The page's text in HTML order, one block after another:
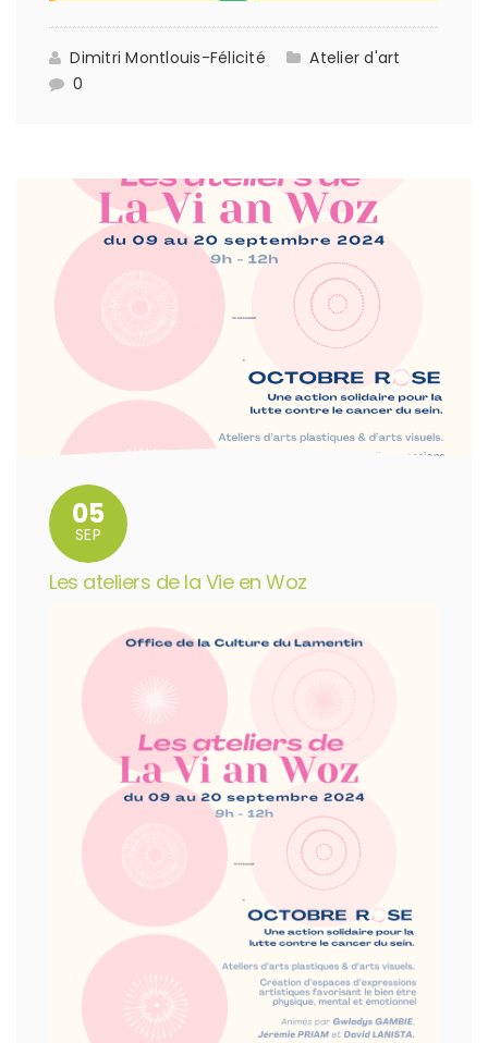
Dimitri Montlouis-Félicité
Atelier d'art
0
05
SEP
Les ateliers de la Vie en Woz